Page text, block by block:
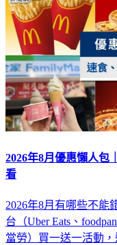
2026年8月優惠懶人包
看
2026年8月有哪些不能
台（Uber Eats、
當勞）買一送一活動